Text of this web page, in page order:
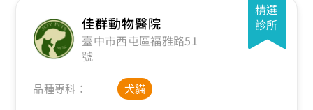
精選
診所
佳群動物醫院
臺中市西屯區福雅路51
號
品種專科： 犬貓